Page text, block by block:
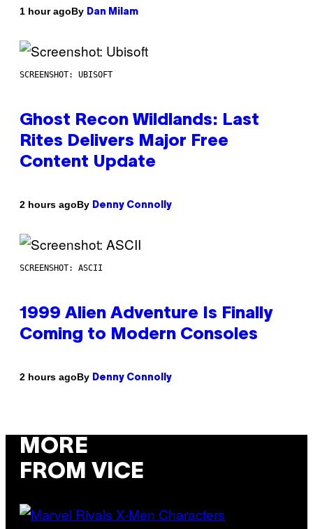
1 hour agoBy Dan Milam
SCREENSHOT: UBISOFT
Ghost Recon Wildlands: Last
Rites Delivers Major Free
Content Update
2 hours agoBy Denny Connolly
SCREENSHOT: ASCII
1999 Alien Adventure Is Finally
Coming to Modern Consoles
2 hours agoBy Denny Connolly
MORE
FROM VICE